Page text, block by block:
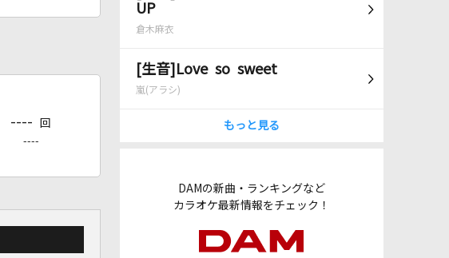
UP
倉木麻衣
[生音]Love so sweet
嵐(アラシ)
もっと見る
DAMの新曲・ランキングなど
カラオケ最新情報をチェック！
---- 回
----